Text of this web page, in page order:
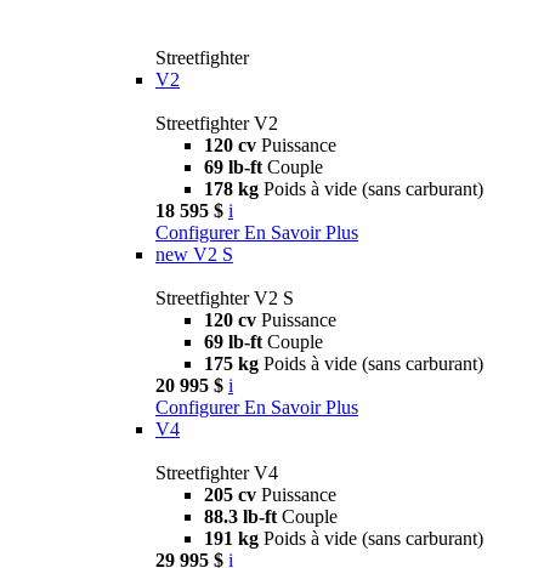
Streetfighter
V2
Streetfighter V2
120 cv Puissance
69 lb-ft Couple
178 kg Poids à vide (sans carburant)
18 595 $ i
Configurer En Savoir Plus
new V2 S
Streetfighter V2 S
120 cv Puissance
69 lb-ft Couple
175 kg Poids à vide (sans carburant)
20 995 $ i
Configurer En Savoir Plus
V4
Streetfighter V4
205 cv Puissance
88.3 lb-ft Couple
191 kg Poids à vide (sans carburant)
29 995 $ i